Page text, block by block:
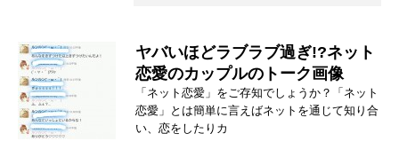
ヤバいほどラブラブ過ぎ!?ネット
恋愛のカップルのトーク画像
「ネット恋愛」をご存知でしょうか？「ネット
恋愛」とは簡単に言えばネットを通じて知り合
い、恋をしたりカ